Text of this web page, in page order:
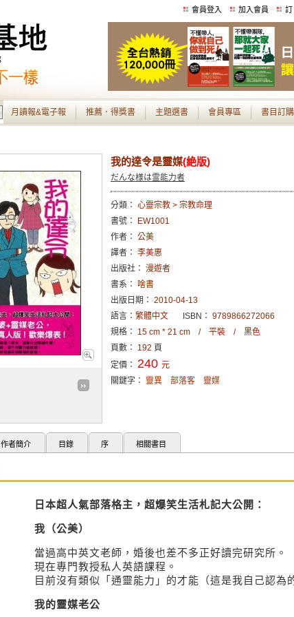
會員登入 加入會員 訂
月讀報&電子報 推薦．得獎書 主題選書 會員專區 書目訂
我的達令是靈媒(絶版)
だんな様は霊能力者
分類： 心靈宗教 > 宗教命理
書號：
EW1001
作者： 公美
譯者： 李美惠
出版社： 漫遊者
書系： 啥書
出版日期： 2010-04-13
語言： 繁體中文 ISBN： 9789866272066
規格： 15 cm * 21 cm / 平裝 / 黑色
頁數： 192 頁
定價： 240 元
關鍵字： 靈異 部落客 靈媒
作者簡介 目錄 序 相關書目
日本超人氣部落格主，超爆笑生活札記大公開：
我（公美）
當過高中英文老師，婚後也差不多正好讀完研究所。
現在專門教授私人英語課程。
目前沒有類似「通靈能力」的才能（這是我自己認為
我的靈媒老公